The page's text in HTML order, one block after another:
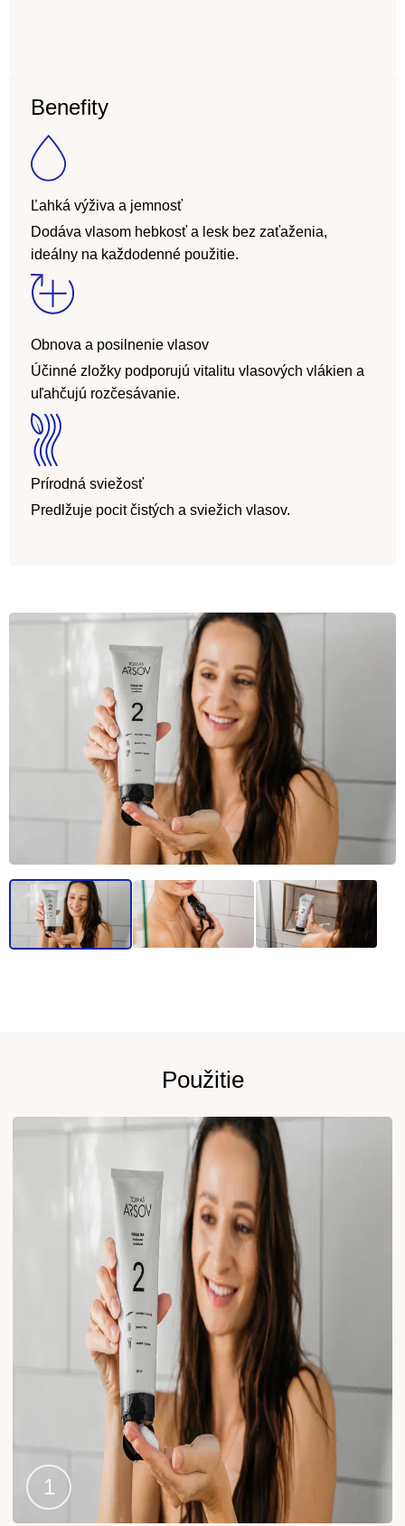
Benefity
Ľahká výživa a jemnosť
Dodáva vlasom hebkosť a lesk bez zaťaženia,
ideálny na každodenné použitie.
Obnova a posilnenie vlasov
Účinné zložky podporujú vitalitu vlasových vlákien a
uľahčujú rozčesávanie.
Prírodná sviežosť
Predlžuje pocit čistých a sviežich vlasov.
Použitie